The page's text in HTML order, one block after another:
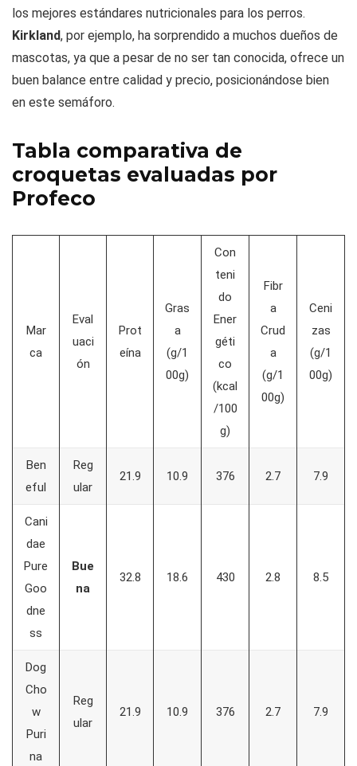
los mejores estándares nutricionales para los perros.
Kirkland, por ejemplo, ha sorprendido a muchos dueños de
mascotas, ya que a pesar de no ser tan conocida, ofrece un
buen balance entre calidad y precio, posicionándose bien
en este semáforo.
Tabla comparativa de
croquetas evaluadas por
Profeco
Mar
ca
Eval
uaci
ón
Prot
eína
Gras
a
(g/1
00g)
Con
teni
do
Ener
géti
co
(kcal
/100
g)
Fibr
a
Crud
a
(g/1
00g)
Ceni
zas
(g/1
00g)
Ben
eful
Reg
ular
21.9 10.9 376 2.7 7.9
Cani
dae
Pure
Goo
dne
ss
Bue
na
32.8 18.6 430 2.8 8.5
Dog
Cho
w
Puri
na
Reg
ular
21.9 10.9 376 2.7 7.9